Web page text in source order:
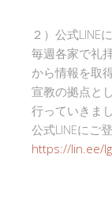
２）公式LINE
毎週各家で礼
から情報を取
宣教の拠点と
行っていきま
公式LINEにご
https://lin.ee/